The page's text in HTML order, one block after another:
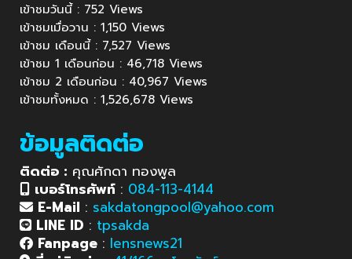
เข้าชมวันนี้ : 752 Views
เข้าชมเมื่อวาน : 1,150 Views
เข้าชม เดือนนี้ : 7,527 Views
เข้าชม 1 เดือนก่อน : 46,718 Views
เข้าชม 2 เดือนก่อน : 40,967 Views
เข้าชมทั้งหมด : 1,526,678 Views
ข้อมูลติดต่อ
ติดต่อ : คุณศักดา ทองพูล
เบอร์โทรศัพท์ : 084-113-4144
E-Mail : sakdatongpool@yahoo.com
LINE ID : tpsakda
Fanpage : lensnews21